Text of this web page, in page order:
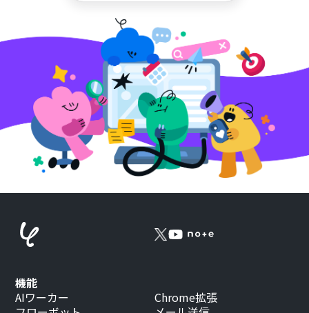
機能
AIワーカー
Chrome拡張